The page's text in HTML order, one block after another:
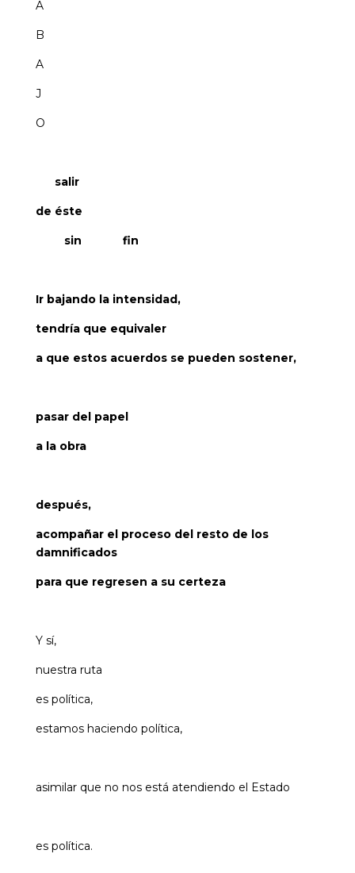
A
B
A
J
O
salir
de éste
sin fin
Ir bajando la intensidad,
tendría que equivaler
a que estos acuerdos se pueden sostener,
pasar del papel
a la obra
después,
acompañar el proceso del resto de los
damnificados
para que regresen a su certeza
Y sí,
nuestra ruta
es política,
estamos haciendo política,
asimilar que no nos está atendiendo el Estado
es política.